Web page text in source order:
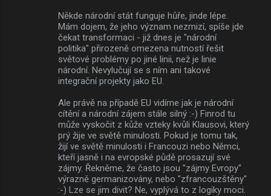
Někde národní stát funguje hůře, jinde lépe.
Mám dojem, že jeho význam nezmizí, spíše jde
čekat transformaci - již dnes je "národní
politika" přirozeně omezena nutností řešit
světové problémy po jiné linii, než je linie
národní. Nevylučují se s ním ani takové
integrační projekty jako EU.
Ale právě na případě EU vidíme jak je národní
cítění a národní zájem stále silný :-) Finrod tu
může vyskočit z kůže vzteky kvůli Klausovi, který
prý žije ve světě minulosti. Pokud je tomu tak,
žijí ve světě minulosti i Francouzi nebo Němci,
kteří jasně i na evropské půdě prosazují své
zájmy. Řekněme, že často jsou "zájmy Evropy"
výrazně germanizovány, nebo "zfrancouzštěny"
:-) Lze se jim divit? Ne, vyplývá to z logiky moci.